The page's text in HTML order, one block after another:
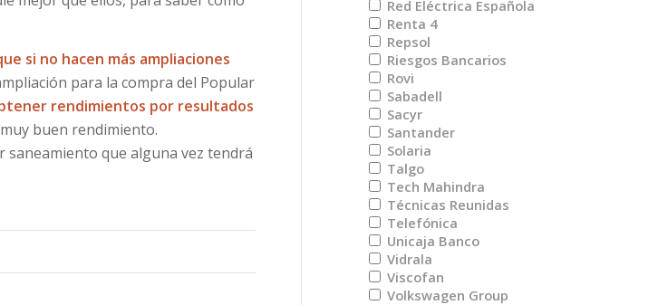
si no hacen más ampliaciones
para la compra del Popular
rendimientos por resultados
buen rendimiento.
saneamiento que alguna vez tendrá
Red Eléctrica Española
Renta 4
Repsol
Riesgos Bancarios
Rovi
Sabadell
Sacyr
Santander
Solaria
Talgo
Tech Mahindra
Técnicas Reunidas
Telefónica
Unicaja Banco
Vidrala
Viscofan
Volkswagen Group